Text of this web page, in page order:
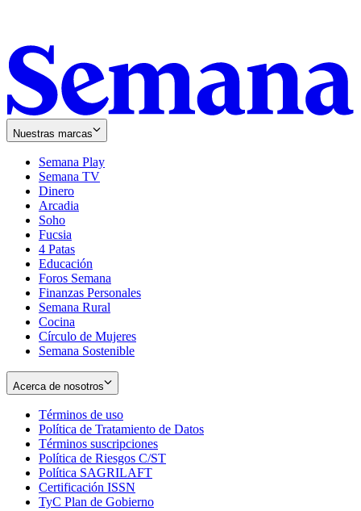
Nuestras marcas
Semana Play
Semana TV
Dinero
Arcadia
Soho
in
new
window
Fucsia
in
new
window
4 Patas
Educación
Foros Semana
Finanzas Personales
Semana Rural
Cocina
Círculo de Mujeres
Semana Sostenible
Acerca de nosotros
Términos de uso
in
new
window
Política de Tratamiento de Datos
Términos suscripciones
in
Política de Riesgos C/ST
Política SAGRILAFT
new
Certificación ISSN
in
TyC Plan de Gobierno